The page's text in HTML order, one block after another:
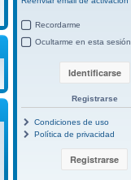
Recordarme
Ocultarme en esta sesión
Registrarse
Condiciones de uso
Política de privacidad